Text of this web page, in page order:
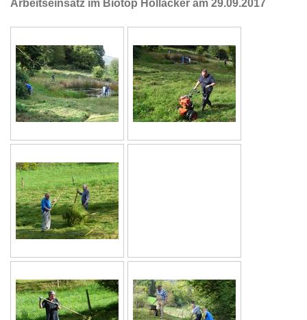
Arbeitseinsatz im Biotop Höllacker am 29.09.2017